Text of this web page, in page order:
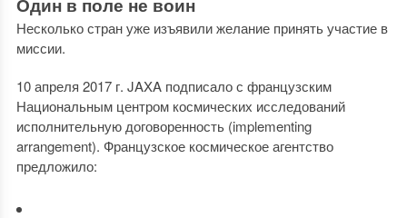
Один в поле не воин
Несколько стран уже изъявили желание принять участие в
миссии.
10 апреля 2017 г. JAXA подписало с французским
Национальным центром космических исследований
исполнительную договоренность (implementing
arrangement). Французское космическое агентство
предложило: